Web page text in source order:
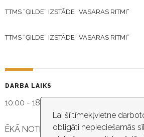
Lai šī tīmekļvietne
obligāti nepieciešamās
TTMS “ĢILDE” IZSTĀDE “VASARAS RITMI”
TTMS “ĢILDE” IZSTĀDE “VASARAS RITMI”
DARBA LAIKS
10:00 - 18:30
ĒKĀ NOTIEK VIDEO NOVĒROŠANA